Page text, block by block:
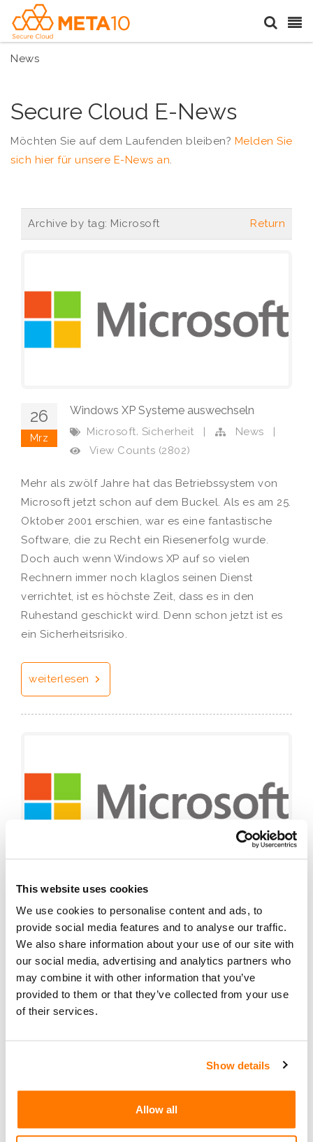
This website uses cookies
We use cookies to personalise content and ads, to
provide social media features and to analyse our traffic.
We also share information about your use of our site with
our social media, advertising and analytics partners who
may combine it with other information that you’ve
provided to them or that they’ve collected from your use
of their services.
Show details
Allow all
News
Secure Cloud E-News
Möchten Sie auf dem Laufenden bleiben? Melden Sie
sich hier für unsere E-News an.
Archive by tag: Microsoft Return
26
Mrz
Windows XP Systeme auswechseln
Microsoft, Sicherheit | News
|
View Counts (2802)
Mehr als zwölf Jahre hat das Betriebssystem von
Microsoft jetzt schon auf dem Buckel. Als es am 25.
Oktober 2001 erschien, war es eine fantastische
Software, die zu Recht ein Riesenerfolg wurde.
Doch auch wenn Windows XP auf so vielen
Rechnern immer noch klaglos seinen Dienst
verrichtet, ist es höchste Zeit, dass es in den
Ruhestand geschickt wird. Denn schon jetzt ist es
ein Sicherheitsrisiko.
weiterlesen
10
Fernsteuerung von Windows Computern
mit kostenloser Remote Desktop App von
Microsoft
Microsoft,Mobile Technology,Tipp
|
News
| View Counts (5628)
Die im Apple Store und im Android Store
erhältliche kostenlose App läuft auf Mac,
Apps anderer Hersteller wie z.B. iTap RDP,
PocketCloud, usw.
weiterlesen